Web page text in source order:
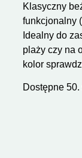
Klasyczny
funkcjonalny
Idealny do
plaży czy na
kolor
Dostępne 50.